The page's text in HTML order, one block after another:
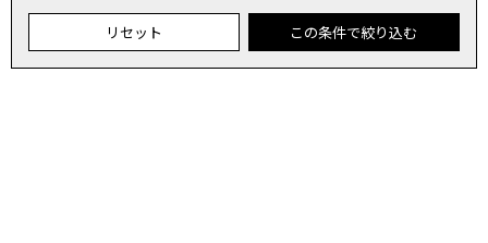
リセット この条件で絞り込む